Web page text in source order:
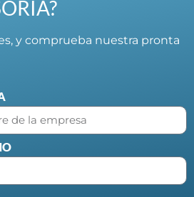
y comprueba nuestra pronta